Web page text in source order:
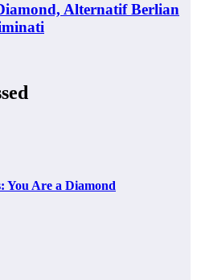
Alternatif Berlian
You Are a Diamond